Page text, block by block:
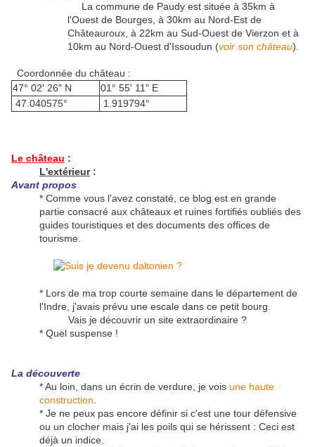
La commune de Paudy est située à 35km à
l'Ouest de Bourges, à 30km au Nord-Est de
Châteauroux, à 22km au Sud-Ouest de Vierzon et à
10km au Nord-Ouest d'Issoudun (voir son château).
Coordonnée du château :
47° 02' 26" N
01° 55' 11" E
47.040575°
1.919794°
Le château :
L'extérieur:
Avant propos
* Comme vous l'avez constaté, ce blog est en grande
partie consacré aux châteaux et ruines fortifiés oubliés des
guides touristiques et des documents des offices de
tourisme.
* Lors de ma trop courte semaine dans le département de
l'Indre, j'avais prévu une escale dans ce petit bourg.
Vais je découvrir un site extraordinaire ?
* Quel suspense !
La découverte
* Au loin, dans un écrin de verdure, je vois une haute
construction
* Je ne peux pas encore définir si c'est une tour défensive
ou un clocher mais j'ai les poils qui se hérissent : Ceci est
déjà un indice.